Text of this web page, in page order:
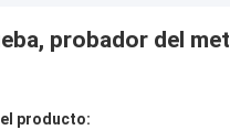
probador del
producto: